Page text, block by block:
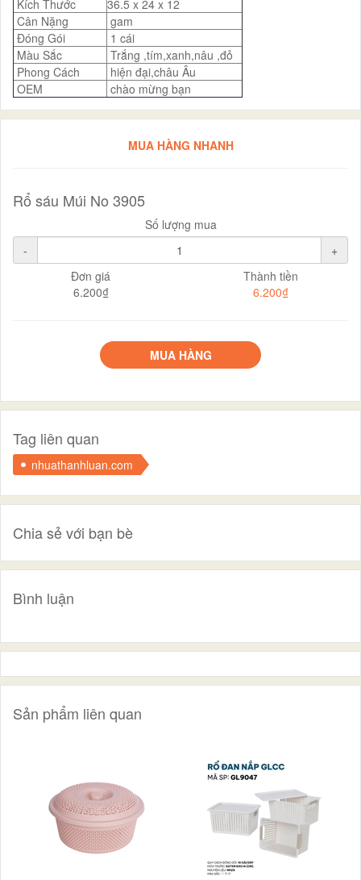
Kích Thước
36.5 x 24 x 12
Cân Nặng
gam
Đóng Gói
1 cái
Màu Sắc
Trắng ,tím,xanh,nâu ,đỏ
Phong Cách
hiện đại,châu Âu
OEM
chào mừng bạn
MUA HÀNG NHANH
Rổ sáu Múi No 3905
Số lượng mua
-
+
Đơn giá
6.200₫
Thành tiền
6.200₫
MUA HÀNG
Tag liên quan
nhuathanhluan.com
Chia sẻ với bạn bè
Bình luận
Sản phẩm liên quan